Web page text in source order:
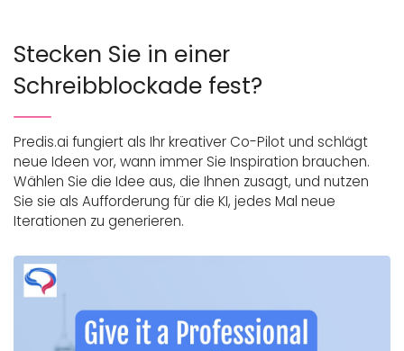
Stecken Sie in einer
Schreibblockade fest?
Predis.ai fungiert als Ihr kreativer Co-Pilot und schlägt
neue Ideen vor, wann immer Sie Inspiration brauchen.
Wählen Sie die Idee aus, die Ihnen zusagt, und nutzen
Sie sie als Aufforderung für die KI, jedes Mal neue
Iterationen zu generieren.